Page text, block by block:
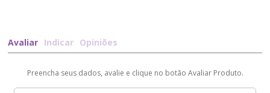
Avaliar Indicar Opiniões
Preencha seus dados, avalie e clique no botão Avaliar Produto.